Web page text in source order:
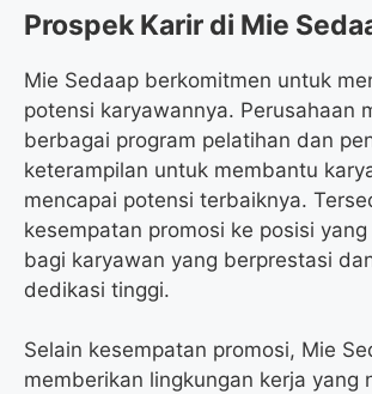
Prospek Karir di Mie
Mie Sedaap berkomitmen untuk
potensi karyawannya. Perusahaan
berbagai program pelatihan dan
keterampilan untuk membantu
mencapai potensi terbaiknya.
kesempatan promosi ke posisi
bagi karyawan yang berprestasi
dedikasi tinggi.
Selain kesempatan promosi, Mie
memberikan lingkungan kerja yang